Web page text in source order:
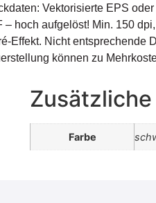
Vektorisierte EPS
– hoch aufgelöst! Min. 150
Effekt. Nicht entsprechende
können zu
Farbe